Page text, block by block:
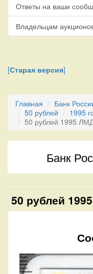
Ответы на ваши
Владельцам
[Старая версия]
Главная Банк
50 рублей
1995
50 рублей 1995
Банк
50 рублей